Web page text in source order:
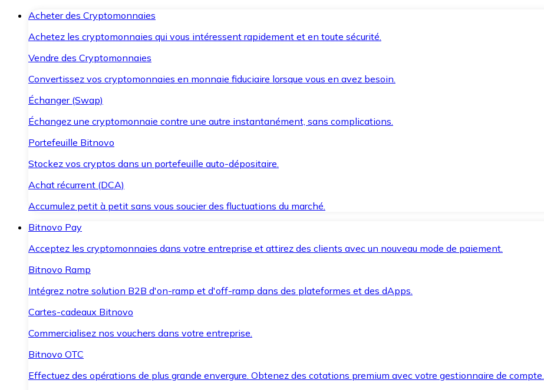
Acheter des Cryptomonnaies
Achetez les cryptomonnaies qui vous intéressent rapidement et en toute sécurité.
Vendre des Cryptomonnaies
Convertissez vos cryptomonnaies en monnaie fiduciaire lorsque vous en avez besoin.
Échanger (Swap)
Échangez une cryptomonnaie contre une autre instantanément, sans complications.
Portefeuille Bitnovo
Stockez vos cryptos dans un portefeuille auto-dépositaire.
Achat récurrent (DCA)
Accumulez petit à petit sans vous soucier des fluctuations du marché.
Bitnovo Pay
Acceptez les cryptomonnaies dans votre entreprise et attirez des clients avec un nouveau mode de paiement.
Bitnovo Ramp
Intégrez notre solution B2B d'on-ramp et d'off-ramp dans des plateformes et des dApps.
Cartes-cadeaux Bitnovo
Commercialisez nos vouchers dans votre entreprise.
Bitnovo OTC
Effectuez des opérations de plus grande envergure. Obtenez des cotations premium avec votre gestionnaire de compte.